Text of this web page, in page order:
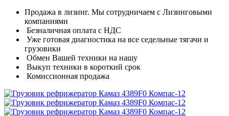
Продажа в лизинг. Мы сотрудничаем с Лизинговыми
компаниями
Безналичная оплата с НДС
Уже готовая диагностика на все седельные тягачи и
грузовики
Обмен Вашей техники на нашу
Выкуп техники в короткий срок
Комиссионная продажа